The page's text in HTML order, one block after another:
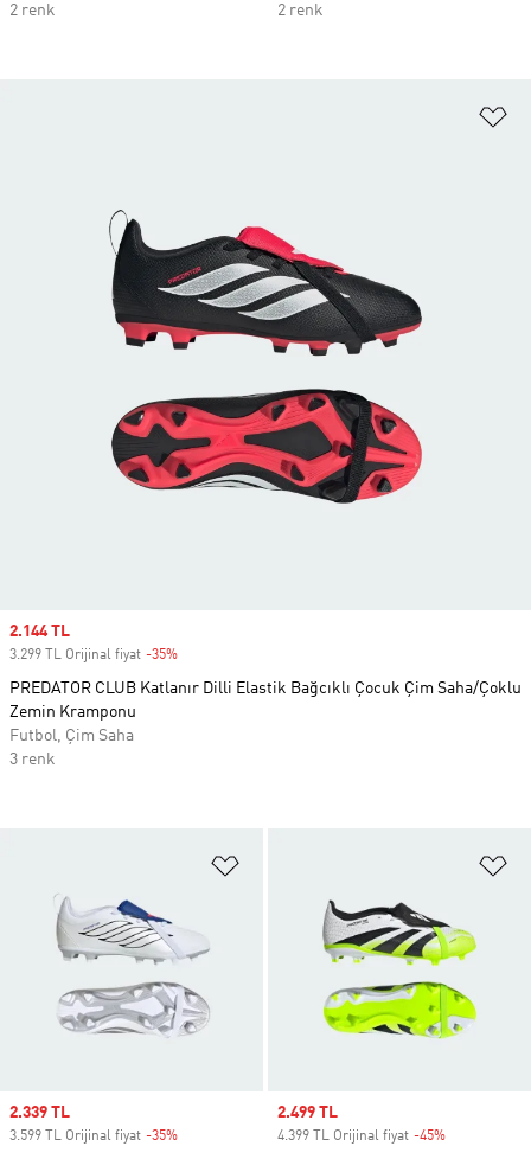
2 renk
2 renk
Sale price
2.339 TL
3.599 TL Orijinal fiyat -35%
Sale price
2.499 TL
4.399 TL Orijinal fiyat -45%
Sale price
2.144 TL
3.299 TL Orijinal fiyat -35%
PREDATOR CLUB Katlanır Dilli Elastik Bağcıklı Çocuk Çim Saha/Çoklu
Zemin Kramponu
Futbol, Çim Saha
3 renk